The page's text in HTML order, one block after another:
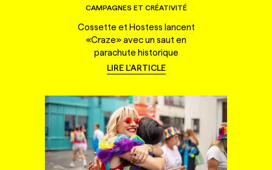
CAMPAGNES ET CRÉATIVITÉ
Cossette et Hostess lancent
«Craze» avec un saut en
parachute historique
LIRE L'ARTICLE